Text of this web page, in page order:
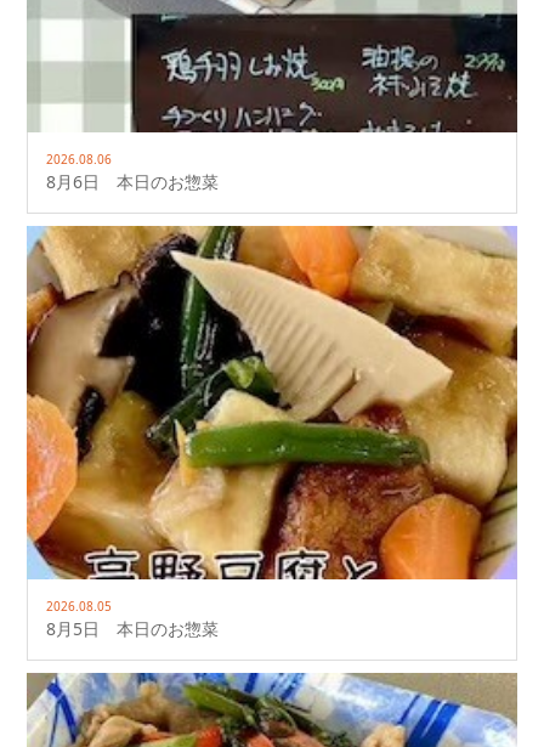
2026.08.06
8月6日 本日のお惣菜
2026.08.05
8月5日 本日のお惣菜